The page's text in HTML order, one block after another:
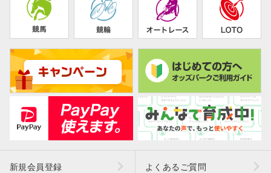
新規会員登録 よくあるご質問